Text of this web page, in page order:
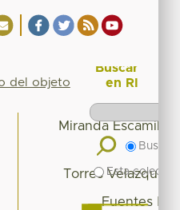
del objeto
Miranda Escamilla,
Torres Velazquez,
Fuentes
Buscar
en RI
Buscar
Esta